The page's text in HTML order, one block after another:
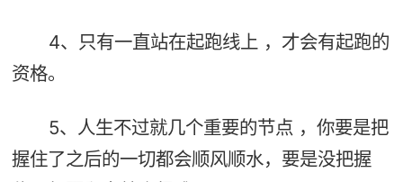
4、只有一直站在起跑线上 ，才会有起跑的
资格。
5、人生不过就几个重要的节点 ，你要是把
握住了之后的一切都会顺风顺水，要是没把握